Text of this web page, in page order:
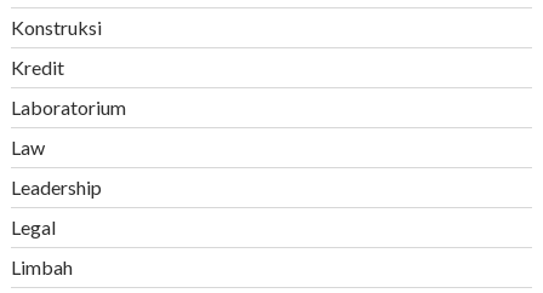
Konstruksi
Kredit
Laboratorium
Law
Leadership
Legal
Limbah